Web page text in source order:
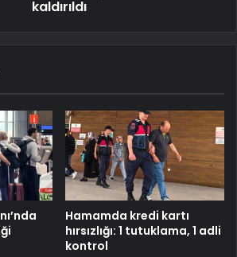
kaldırıldı
Hamamda kredi kartı
hırsızlığı: 1 tutuklama, 1 adli
kontrol